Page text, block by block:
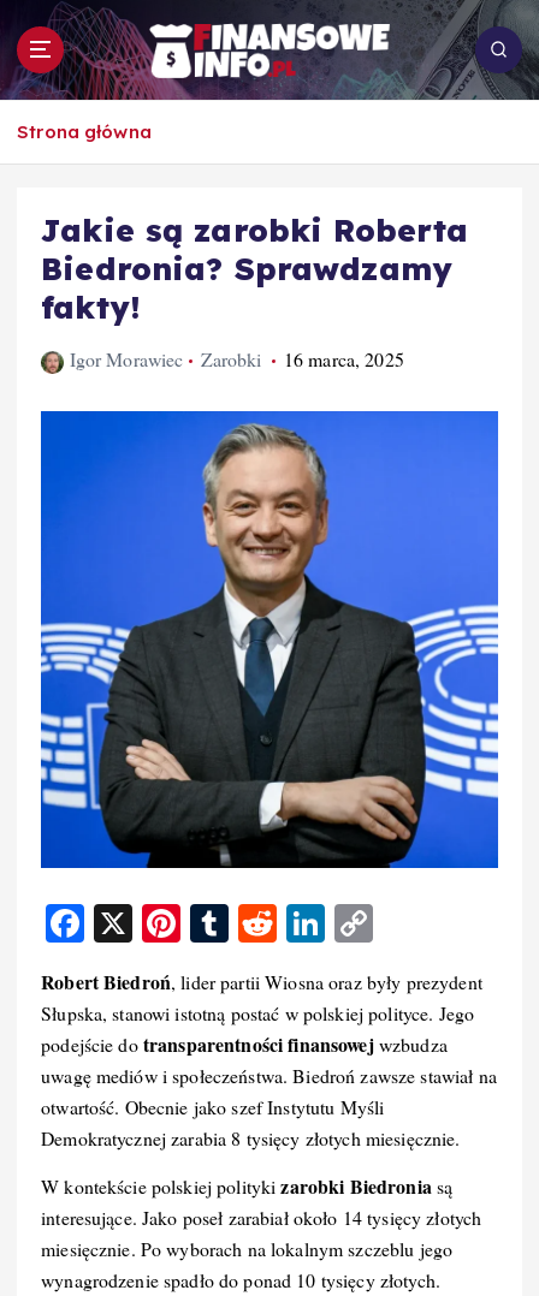
p
To i owo o rachunkowości, pracy, biznesie i
Strona główna
Jakie są zarobki Roberta
Biedronia? Sprawdzamy
fakty!
Igor Morawiec Zarobki 16 marca, 2025
F
c
e
b
o
o
k
X
Pi
er
e
st
T
m
bl
r
R
d
di
t
Li
k
e
d
I
n
p
y
Li
n
k
Robert Biedroń, lider partii Wiosna oraz były prezydent
Słupska, stanowi istotną postać w polskiej polityce. Jego
podejście dotransparentności finansowejwzbudza
uwagę mediów i społeczeństwa. Biedroń zawsze stawiał na
otwartość. Obecnie jako szef Instytutu Myśli
Demokratycznej zarabia 8 tysięcy złotych miesięcznie.
W kontekście polskiej politykizarobki Biedroniasą
interesujące. Jako poseł zarabiał około 14 tysięcy złotych
miesięcznie. Po wyborach na lokalnym szczeblu jego
wynagrodzenie spadło do ponad 10 tysięcy złotych.